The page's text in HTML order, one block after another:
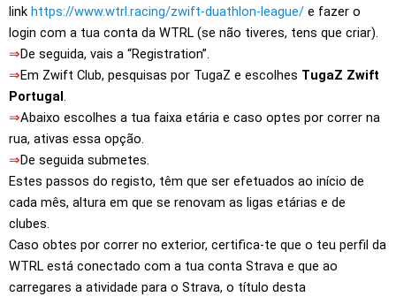
link https://www.wtrl.racing/zwift-duathlon-league/ e fazer o
login com a tua conta da WTRL (se não tiveres, tens que criar).
⇒De seguida, vais a “Registration”.
⇒Em Zwift Club, pesquisas por TugaZ e escolhes TugaZ Zwift
Portugal .
⇒Abaixo escolhes a tua faixa etária e caso optes por correr na
rua, ativas essa opção.
⇒De seguida submetes.
Estes passos do registo, têm que ser efetuados ao início de
cada mês, altura em que se renovam as ligas etárias e de
clubes.
Caso obtes por correr no exterior, certifica-te que o teu perfil da
WTRL está conectado com a tua conta Strava e que ao
carregares a atividade para o Strava, o título desta